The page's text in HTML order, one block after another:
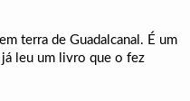
terra de Guadalcanal. É um
já leu um livro que o fez